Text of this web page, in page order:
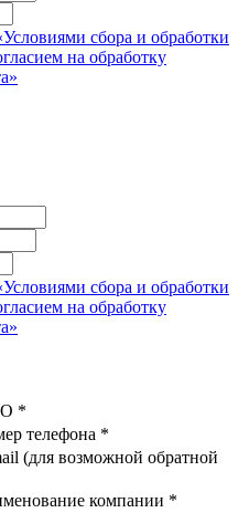
сбора и обработки
на обработку
сбора и обработки
на обработку
*
телефона *
(для возможной обратной
компании *